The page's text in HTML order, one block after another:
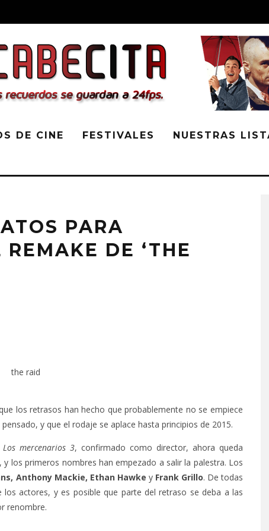
DE CINE FESTIVALES NUESTRAS
PARA
DE ‘THE
los retrasos han hecho que probablemente no se empiece
y que el rodaje se aplace hasta principios de 2015.
Los mercenarios 3, confirmado como director, ahora queda
los primeros nombres han empezado a salir la palestra. Los
Anthony Mackie, Ethan Hawke y Frank Grillo. De todas
actores, y es posible que parte del retraso se deba a las
renombre.